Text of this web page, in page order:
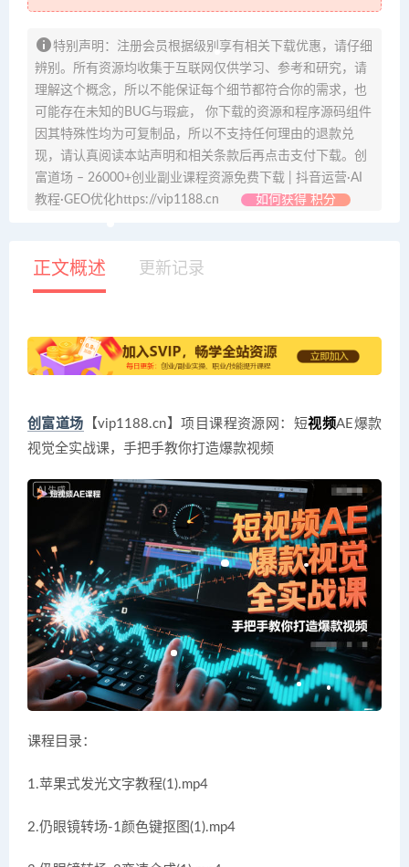
特别声明：注册会员根据级别享有相关下载优惠，请仔细
辨别。所有资源均收集于互联网仅供学习、参考和研究，请
理解这个概念，所以不能保证每个细节都符合你的需求，也
可能存在未知的BUG与瑕疵， 你下载的资源和程序源码组件
因其特殊性均为可复制品，所以不支持任何理由的退款兑
现，请认真阅读本站声明和相关条款后再点击支付下载。创
富道场 – 26000+创业副业课程资源免费下载 | 抖音运营·AI
教程·GEO优化https://vip1188.cn
如何获得 积分
正文概述 更新记录
创富道场 【vip1188.cn】项目课程资源网：短视频AE爆款
视觉全实战课，手把手教你打造爆款视频
课程目录：
1.苹果式发光文字教程(1).mp4
2.仍眼镜转场-1颜色键抠图(1).mp4